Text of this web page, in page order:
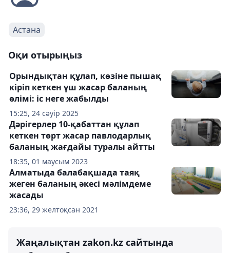
Астана
Оқи отырыңыз
15:25, 24 сәуір 2025
Орындықтан құлап, көзіне пышақ
кіріп кеткен үш жасар баланың
өлімі: іс неге жабылды
18:35, 01 маусым 2023
Дәрігерлер 10-қабаттан құлап
кеткен төрт жасар павлодарлық
баланың жағдайы туралы айтты
23:36, 29 желтоқсан 2021
Алматыда балабақшада таяқ
жеген баланың әкесі мәлімдеме
жасады
Жаңалықтан zakon.kz сайтында